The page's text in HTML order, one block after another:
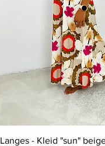
Langes - Kleid "sun"